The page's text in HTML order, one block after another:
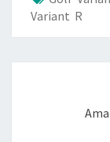
Variant R
navigation